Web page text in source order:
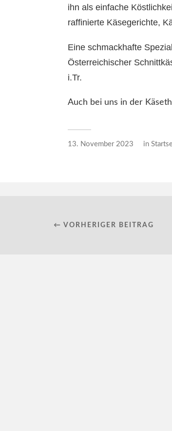
ihn als einfache
raffinierte Käsegerichte,
Eine schmackhafte
Österreichischer
i.Tr.
Auch bei uns in der
13. November 2023 in
← VORHERIGER BEITRAG